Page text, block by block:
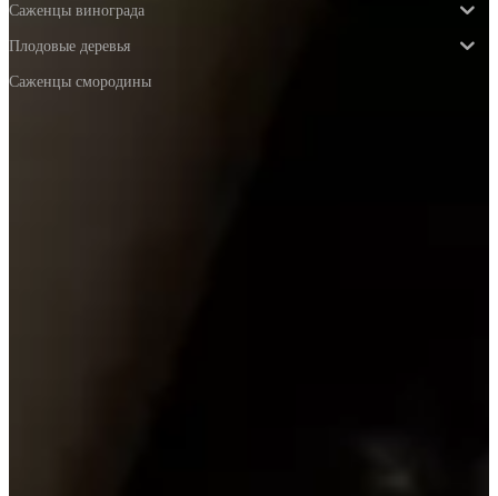
Саженцы винограда
Плодовые деревья
Саженцы смородины